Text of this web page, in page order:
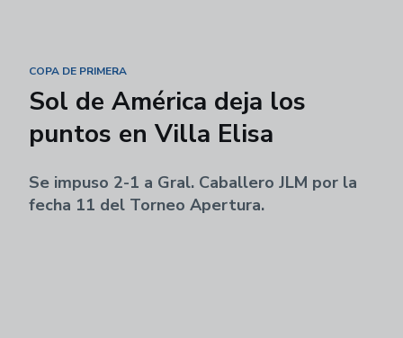
COPA DE PRIMERA
Sol de América deja los
puntos en Villa Elisa
Se impuso 2-1 a Gral. Caballero JLM por la
fecha 11 del Torneo Apertura.